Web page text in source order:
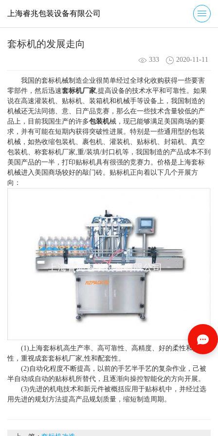
上海睿兆包装设备有限公司
套标机的发展走向
333 2020-11-11
我国的套标机械制造企业很简单经过全球化收购获得一些要害
零部件，然后迅速套标机厂家 ,提高设备的技术水平和可靠性。如果
说在高速灌装机、贴标机、装箱机和机械手等设备上，我国制造的
机械还无法同德、意、日产品竞赛，那么在一些技术含量较低的产
品上，目前我国生产的许多包装机械，现已能够满足美国商场的要
求，并有可能在短期内获得突破性进展。特别是一些通用型的包装
机械，如热收缩包装机、裹包机、灌装机、贴标机、封箱机、真空
包装机、称套标机厂家,重/装填/封口机等，我国制造的产品成本不到
美国产品的一半，打印贴标机具有很强的竞赛力。价格是上海套标
机械进入美国商场较好的敲门砖。贴标机正向着以下几个开展方
向：
(1)上海套标机高生产率、高可靠性、高精度、好的柔性和灵活
性，重视成套套标机厂家,性和配套性。
(2)自动化程度不断提高，以前的手艺半手艺的复杂作业，己被
半自动或自动的贴标机所替代，且逐渐向操控智能化的方向开展。
(3)先进的机电技术和新元件被概括应用于贴标机中，并经过选
用先进的规划方法提高产品规划质量，缩短制造周期。